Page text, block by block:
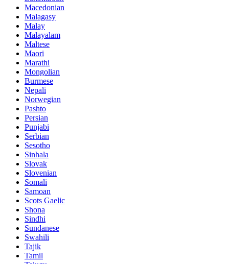
Macedonian
Malagasy
Malay
Malayalam
Maltese
Maori
Marathi
Mongolian
Burmese
Nepali
Norwegian
Pashto
Persian
Punjabi
Serbian
Sesotho
Sinhala
Slovak
Slovenian
Somali
Samoan
Scots Gaelic
Shona
Sindhi
Sundanese
Swahili
Tajik
Tamil